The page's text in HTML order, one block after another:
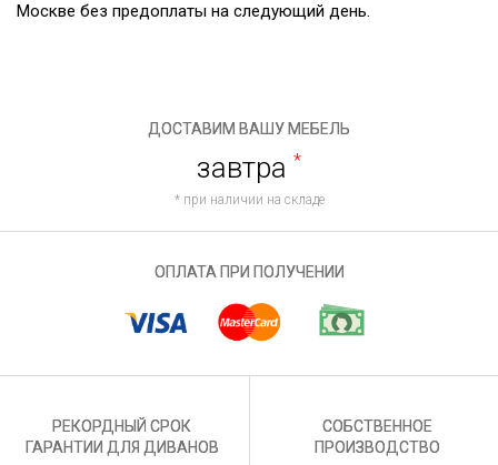
Москве без предоплаты на следующий день.
ДОСТАВИМ ВАШУ МЕБЕЛЬ
завтра *
* при наличии на складе
ОПЛАТА ПРИ ПОЛУЧЕНИИ
РЕКОРДНЫЙ СРОК
ГАРАНТИИ ДЛЯ ДИВАНОВ
СОБСТВЕННОЕ
ПРОИЗВОДСТВО